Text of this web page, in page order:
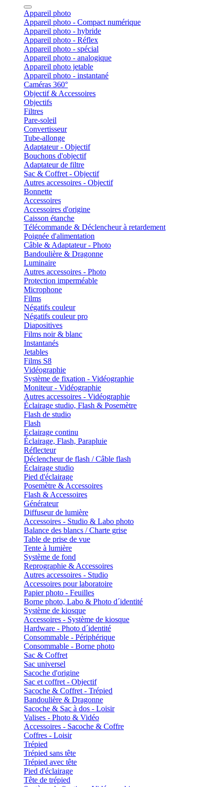
Appareil photo
Appareil photo - Compact numérique
Appareil photo - hybride
Appareil photo - Réflex
Appareil photo - spécial
Appareil photo - analogique
Appareil photo jetable
Appareil photo - instantané
Caméras 360°
Objectif & Accessoires
Objectifs
Filtres
Pare-soleil
Convertisseur
Tube-allonge
Adaptateur - Objectif
Bouchons d'objectif
Adaptateur de filtre
Sac & Coffret - Objectif
Autres accessoires - Objectif
Bonnette
Accessoires
Accessoires d'origine
Caisson étanche
Télécommande & Déclencheur à retardement
Poignée d'alimentation
Câble & Adaptateur - Photo
Bandoulière & Dragonne
Luminaire
Autres accessoires - Photo
Protection imperméable
Microphone
Films
Négatifs couleur
Négatifs couleur pro
Diapositives
Films noir & blanc
Instantanés
Jetables
Films S8
Vidéographie
Système de fixation - Vidéographie
Moniteur - Vidéographie
Autres accessoires - Vidéographie
Éclairage studio, Flash & Posemètre
Flash de studio
Flash
Eclairage continu
Éclairage, Flash, Parapluie
Réflecteur
Déclencheur de flash / Câble flash
Éclairage studio
Pied d'éclairage
Posemètre & Accessoires
Flash & Accessoires
Générateur
Diffuseur de lumière
Accessoires - Studio & Labo photo
Balance des blancs / Charte grise
Table de prise de vue
Tente à lumière
Système de fond
Reprographie & Accessoires
Autres accessoires - Studio
Accessoires pour laboratoire
Papier photo - Feuilles
Borne photo, Labo & Photo d´identité
Système de kiosque
Accessoires - Système de kiosque
Hardware - Photo d´identité
Consommable - Périphérique
Consommable - Borne photo
Sac & Coffret
Sac universel
Sacoche d'origine
Sac et coffret - Objectif
Sacoche & Coffret - Trépied
Bandoulière & Dragonne
Sacoche & Sac à dos - Loisir
Valises - Photo & Vidéo
Accessoires - Sacoche & Coffre
Coffres - Loisir
Trépied
Trépied sans tête
Trépied avec tête
Pied d'éclairage
Tête de trépied